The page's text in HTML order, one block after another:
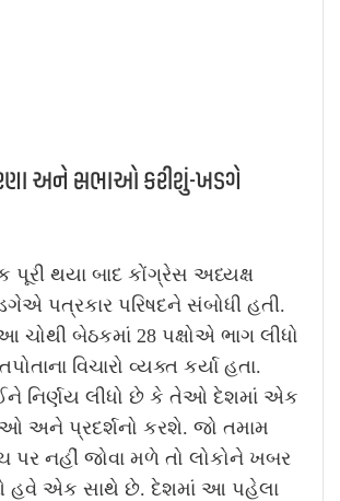
અને સભાઓ કરીશું-ખડગે
પૂરી થયા બાદ કોંગ્રેસ અધ્યક્ષ
પત્રકાર પરિષદને સંબોધી હતી.
બેઠકમાં 28 પક્ષોએ ભાગ લીધો
વિચારો વ્યક્ત કર્યા હતા.
નિર્ણય લીધો છે કે તેઓ દેશમાં એક
અને પ્રદર્શનો કરશે. જો તમામ
નહીં જોવા મળે તો લોકોને ખબર
હવે એક સાથે છે. દેશમાં આ પહેલા